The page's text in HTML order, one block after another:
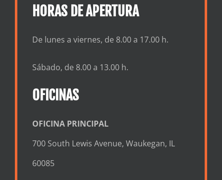
HORAS DE APERTURA
De lunes a viernes, de 8.00 a 17.00 h.
Sábado, de 8.00 a 13.00 h.
OFICINAS
OFICINA PRINCIPAL
700 South Lewis Avenue, Waukegan, IL
60085